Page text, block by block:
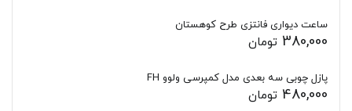
ساعت دیواری فانتزی طرح کوهستان
380,000 تومان
پازل چوبی سه بعدی مدل کمپرسی ولوو FH
480,000 تومان